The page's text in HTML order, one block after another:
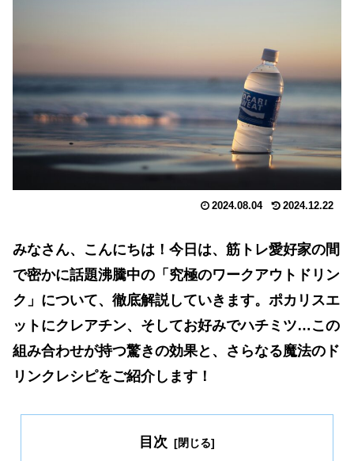
2024.08.04 2024.12.22
みなさん、こんにちは！今日は、筋トレ愛好家の間
で密かに話題沸騰中の「究極のワークアウトドリン
ク」について、徹底解説していきます。ポカリスエ
ットにクレアチン、そしてお好みでハチミツ… この
組み合わせが持つ驚きの効果と、さらなる魔法のド
リンクレシピをご紹介します！
目次